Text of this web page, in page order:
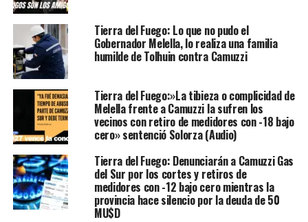
Tierra del Fuego: Lo que no pudo el
Gobernador Melella, lo realiza una familia
humilde de Tolhuin contra Camuzzi
Tierra del Fuego:»La tibieza o complicidad de
Melella frente a Camuzzi la sufren los
vecinos con retiro de medidores con -18 bajo
cero» sentenció Solorza (Audio)
Tierra del Fuego: Denunciarán a Camuzzi Gas
del Sur por los cortes y retiros de
medidores con -12 bajo cero mientras la
provincia hace silencio por la deuda de 50
MU$D